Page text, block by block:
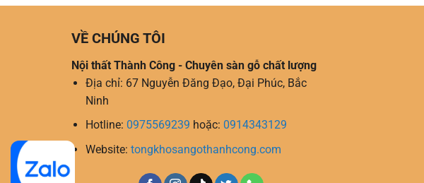
VỀ CHÚNG TÔI
Nội thất Thành Công - Chuyên sàn gỗ chất lượng
Địa chỉ: 67 Nguyễn Đăng Đạo, Đại Phúc, Bắc
Ninh
Hotline: 0975569239 hoặc: 0914343129
Website:tongkhosangothanhcong.com